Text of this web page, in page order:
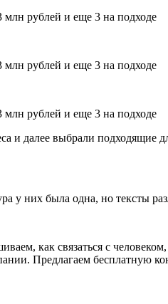
и далее выбрали подходящие
у них была одна, но тексты
как связаться с
Предлагаем бесплатную